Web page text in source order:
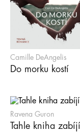
Camille DeAngelis
Do morku kostí
Ravena Guron
Tahle kniha zabíjí